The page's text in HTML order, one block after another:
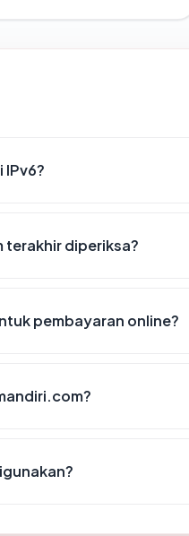
diperiksa?
pembayaran online?